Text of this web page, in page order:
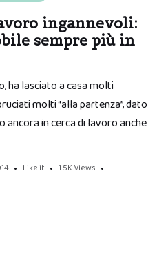
ingannevoli:
sempre più in
ha lasciato a casa molti
molti “alla partenza”, dato
in cerca di lavoro anche
Like it 1.5K Views